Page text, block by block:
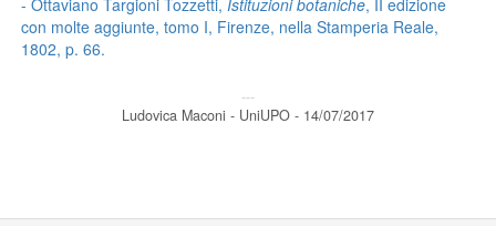
con molte aggiunte, tomo I, Firenze, nella Stamperia Reale,
1802, p. 66.
---
Ludovica Maconi - UniUPO - 14/07/2017